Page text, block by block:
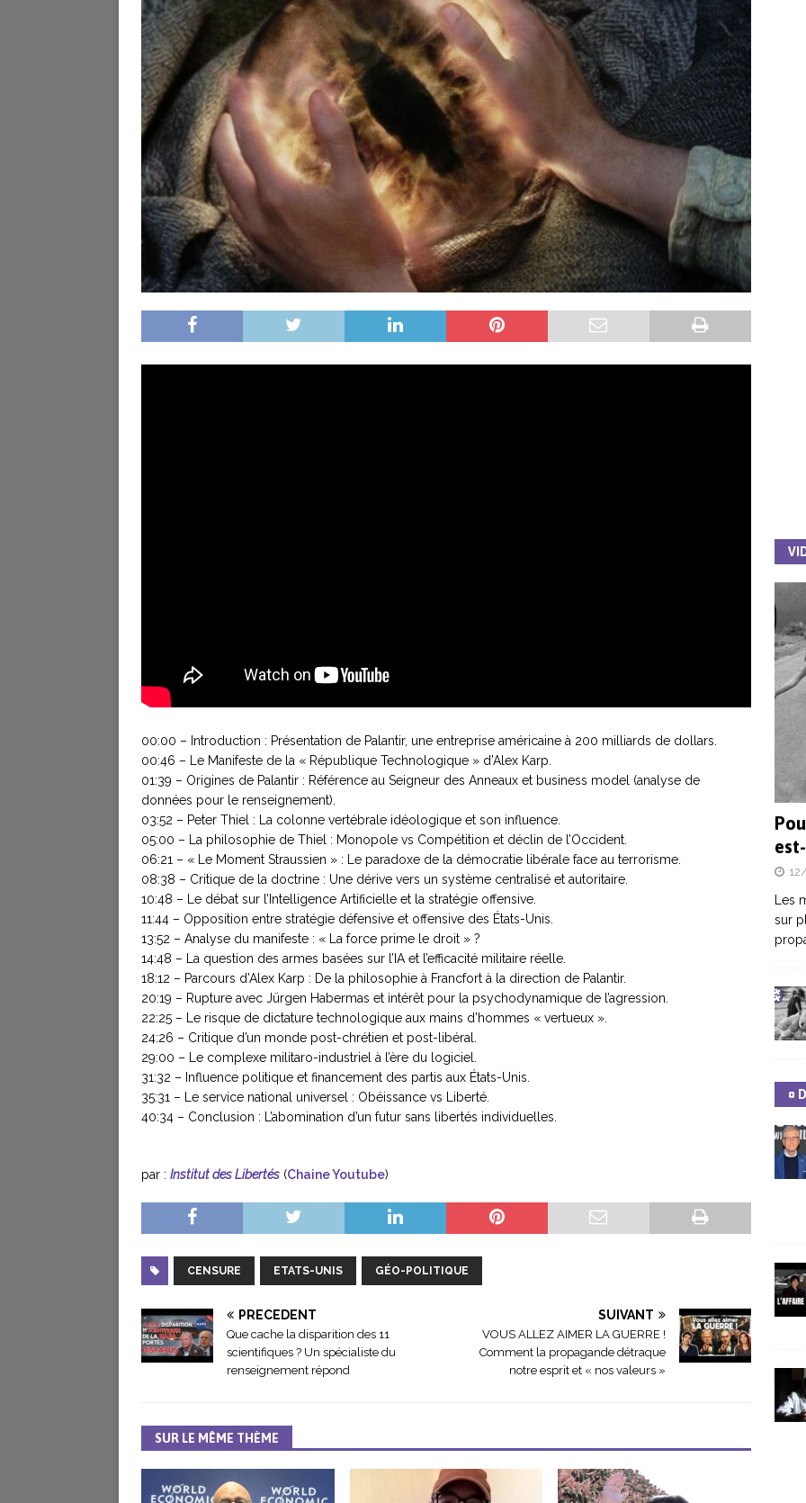
00:00 – Introduction : Présentation de Palantir, une entreprise américaine à 200 milliards de dollars.
00:46 – Le Manifeste de la « République Technologique » d’Alex Karp.
01:39 – Origines de Palantir : Référence au Seigneur des Anneaux et business model (analyse de
données pour le renseignement).
03:52 – Peter Thiel : La colonne vertébrale idéologique et son influence.
05:00 – La philosophie de Thiel : Monopole vs Compétition et déclin de l’Occident.
06:21 – « Le Moment Straussien » : Le paradoxe de la démocratie libérale face au terrorisme.
08:38 – Critique de la doctrine : Une dérive vers un système centralisé et autoritaire.
10:48 – Le débat sur l’Intelligence Artificielle et la stratégie offensive.
11:44 – Opposition entre stratégie défensive et offensive des États-Unis.
13:52 – Analyse du manifeste : « La force prime le droit » ?
14:48 – La question des armes basées sur l’IA et l’efficacité militaire réelle.
18:12 – Parcours d’Alex Karp : De la philosophie à Francfort à la direction de Palantir.
20:19 – Rupture avec Jürgen Habermas et intérêt pour la psychodynamique de l’agression.
22:25 – Le risque de dictature technologique aux mains d’hommes « vertueux ».
24:26 – Critique d’un monde post-chrétien et post-libéral.
29:00 – Le complexe militaro-industriel à l’ère du logiciel.
31:32 – Influence politique et financement des partis aux États-Unis.
35:31 – Le service national universel : Obéissance vs Liberté.
40:34 – Conclusion : L’abomination d’un futur sans libertés individuelles.
par : Institut des Libertés (Chaine Youtube)
CENSURE ETATS-UNIS GÉO-POLITIQUE
PRÉCÉDENT
Que cache la disparition des 11
scientifiques ? Un spécialiste du
renseignement répond
SUIVANT
VOUS ALLEZ AIMER LA GUERRE !
Comment la propagande détraque
notre esprit et « nos valeurs »
SUR LE MÊME THÈME
Les
sur
¤